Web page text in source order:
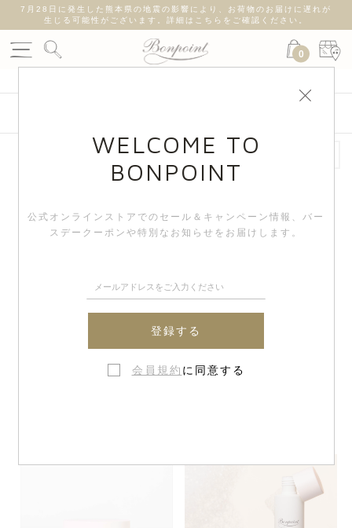
7月28日に発生した熊本県の地震の影響により、お荷物のお届けに遅れが
生じる可能性がございます。詳細はこちらをご確認ください。
0
ボンポワン モイスチュアライジン
ボンポワン ボディクリーム 150ml
WELCOME TO
BONPOINT
公式オンラインストアでのセール＆キャンペーン情報、 バー
スデークーポンや特別なお知らせをお届けします。
登録する
会員規約 に同意する